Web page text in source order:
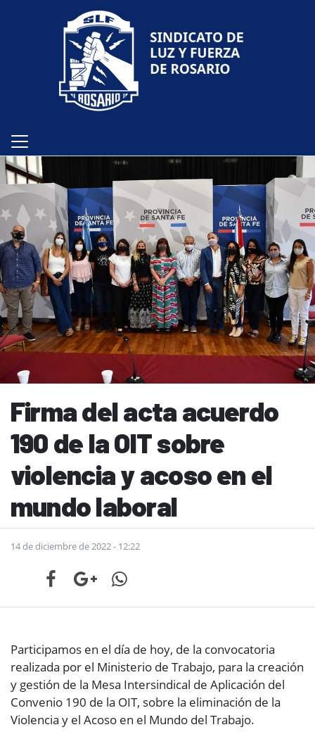
Firma del acta acuerdo
190 de la OIT sobre
violencia y acoso en el
mundo laboral
14 de diciembre de 2022 - 12:22
Participamos en el día de hoy, de la convocatoria
realizada por el Ministerio de Trabajo, para la creación
y gestión de la Mesa Intersindical de Aplicación del
Convenio 190 de la OIT, sobre la eliminación de la
Violencia y el Acoso en el Mundo del Trabajo.